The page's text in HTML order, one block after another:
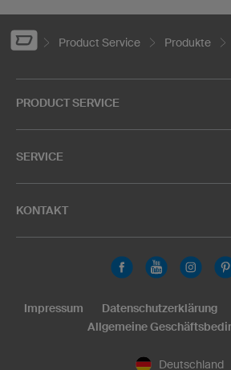
Product Service Produkte
PRODUCT SERVICE
SERVICE
KONTAKT
Deutschland
Impressum Datenschutzerklärung
Allgemeine